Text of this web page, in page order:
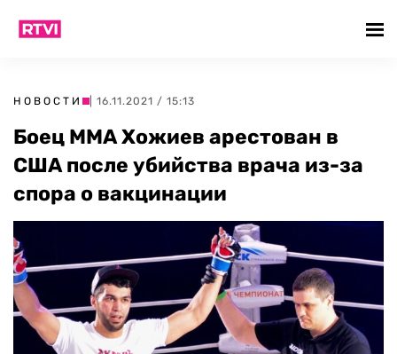
НОВОСТИ | 16.11.2021 / 15:13
Боец ММА Хожиев арестован в
США после убийства врача из-за
спора о вакцинации